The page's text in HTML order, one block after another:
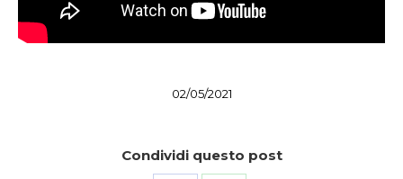
02/05/2021
Condividi questo post